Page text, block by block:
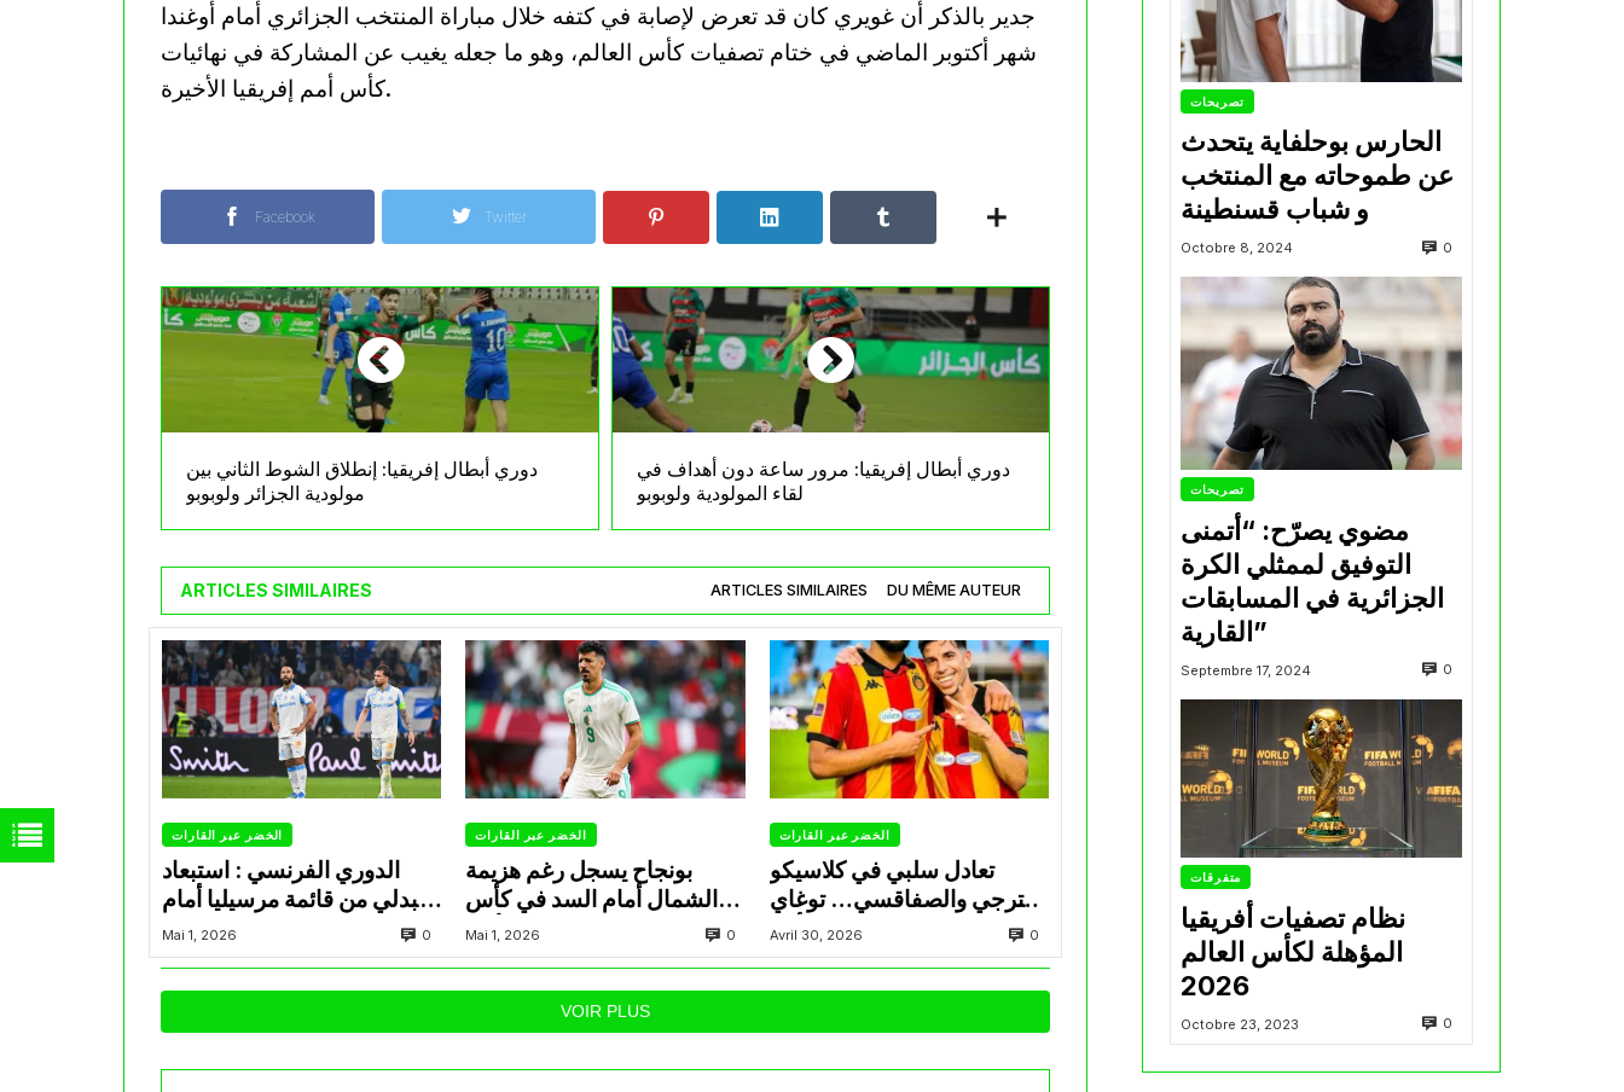
جدير بالذكر أن غويري كان قد تعرض لإصابة في كتفه خلال مباراة المنتخب الجزائري أمام أوغندا
شهر أكتوبر الماضي في ختام تصفيات كأس العالم، وهو ما جعله يغيب عن المشاركة في نهائيات
كأس أمم إفريقيا الأخيرة.
Facebook Twitter
دوري أبطال إفريقيا: إنطلاق الشوط الثاني بين
مولودية الجزائر ولوبوبو
دوري أبطال إفريقيا: مرور ساعة دون أهداف في
لقاء المولودية ولوبوبو
ARTICLES SIMILAIRES ARTICLES SIMILAIRES DU MÊME AUTEUR
الخضر عبر القارات
الدوري الفرنسي : استبعاد
عبدلي من قائمة مرسيليا أمام
نانت
Mai 1, 2026 0
الخضر عبر القارات
بونجاح يسجل رغم هزيمة
الشمال أمام السد في كأس
الأمير
Mai 1, 2026 0
الخضر عبر القارات
تعادل سلبي في كلاسيكو
الترجي والصفاقسي… توغاي
يهدر ركلة جزاء وبوعالية يتألق
Avril 30, 2026 0
VOIR PLUS
تصريحات
الحارس بوحلفاية يتحدث
عن طموحاته مع المنتخب
و شباب قسنطينة
Octobre 8, 2024 0
تصريحات
مضوي يصرّح: “أتمنى
التوفيق لممثلي الكرة
الجزائرية في المسابقات
القارية”
Septembre 17, 2024 0
متفرقات
نظام تصفيات أفريقيا
المؤهلة لكأس العالم
2026
Octobre 23, 2023 0